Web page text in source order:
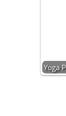
Yoga